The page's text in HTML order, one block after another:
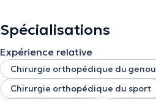
Spécialisations
Expérience relative
Chirurgie orthopédique du genou
Chirurgie orthopédique du sport